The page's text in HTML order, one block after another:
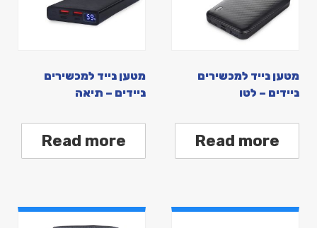
מטען נייד למכשירים
ניידים – לטו
Read more
מטען נייד למכשירים
ניידים – תיאה
Read more